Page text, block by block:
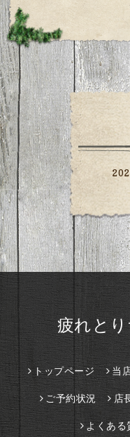
疲れと
トップページ 当
ご予約状況 店
よくある